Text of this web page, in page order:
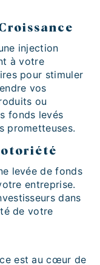
injection
à votre
pour stimuler
vos
ou
fonds levés
prometteuses.
levée de fonds
entreprise.
dans
de votre
est au cœur de